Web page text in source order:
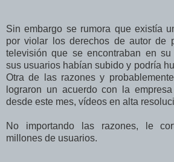
Sin embargo se rumora que existía
por violar los derechos de autor de
televisión que se encontraban en
sus usuarios habían subido y podría
Otra de las razones y
lograron un acuerdo con la empresa
desde este mes, vídeos en alta
No importando las razones, le
millones de usuarios.